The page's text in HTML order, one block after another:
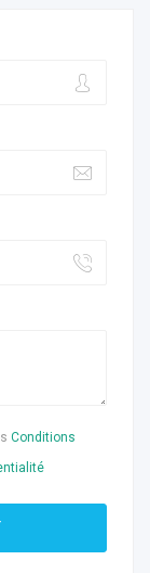
Conditions